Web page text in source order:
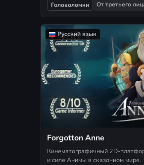
Головоломки От третьего
Русский язык
Forgotton Anne
Кинематографичный 2D-
и силе Анимы в сказочном мире.